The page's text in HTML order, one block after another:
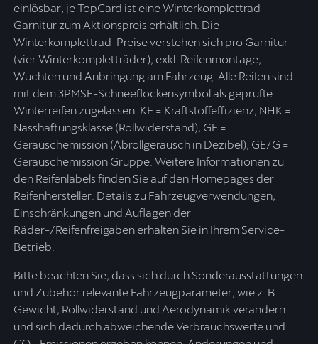
einlösbar, je TopCard ist eine Winterkomplettrad-
Garnitur zum Aktionspreis erhältlich. Die
Winterkomplettrad-Preise verstehen sich pro Garnitur
(vier Winterkompletträder), exkl. Reifenmontage,
Wuchten und Anbringung am Fahrzeug. Alle Reifen sind
mit dem 3PMSF-Schneeflockensymbol als geprüfte
Winterreifen zugelassen. KE = Kraftstoffeffizienz, NHK =
Nasshaftungsklasse (Rollwiderstand), GE =
Geräuschemission (Abrollgeräusch in Dezibel), GE/G =
Geräuschemission Gruppe. Weitere Informationen zu
den Reifenlabels finden Sie auf den Homepages der
Reifenhersteller. Details zu Fahrzeugverwendungen,
Einschränkungen und Auflagen der
Räder-/Reifenfreigaben erhalten Sie in Ihrem Service-
Betrieb.
Bitte beachten Sie, dass sich durch Sonderausstattungen
und Zubehör relevante Fahrzeugparameter, wie z. B.
Gewicht, Rollwiderstand und Aerodynamik verändern
und sich dadurch abweichende Verbrauchswerte und